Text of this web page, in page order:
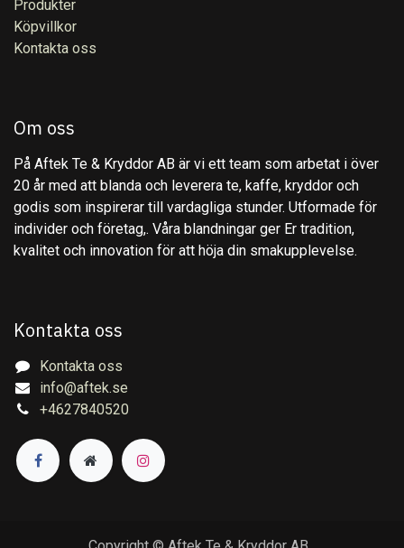
Produkter
Köpvillkor
Kontakta oss
Om oss
På Aftek Te & Kryddor AB är vi ett team som arbetat i över
20 år med att blanda och leverera te, kaffe, kryddor och
godis som inspirerar till vardagliga stunder. Utformade för
individer och företag,. Våra blandningar ger Er tradition,
kvalitet och innovation för att höja din smakupplevelse.
Kontakta oss
Kontakta oss
info@aftek.se
+4627840520